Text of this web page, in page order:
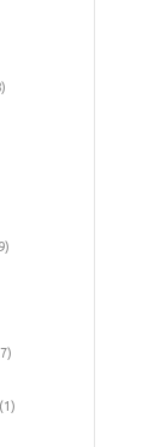
)
)
)
1)